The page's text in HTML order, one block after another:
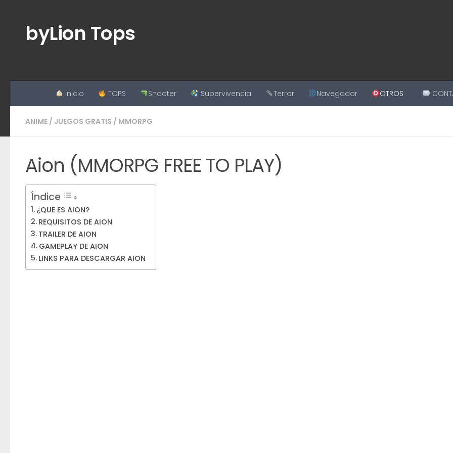
byLion Tops
Inicio TOPS Shooter Supervivencia Terror Navegador OTROS
ANIME / JUEGOS GRATIS / MMORPG
Aion (MMORPG FREE TO PLAY)
Índice
¿QUE ES AION?
REQUISITOS DE AION
TRAILER DE AION
GAMEPLAY DE AION
LINKS PARA DESCARGAR AION